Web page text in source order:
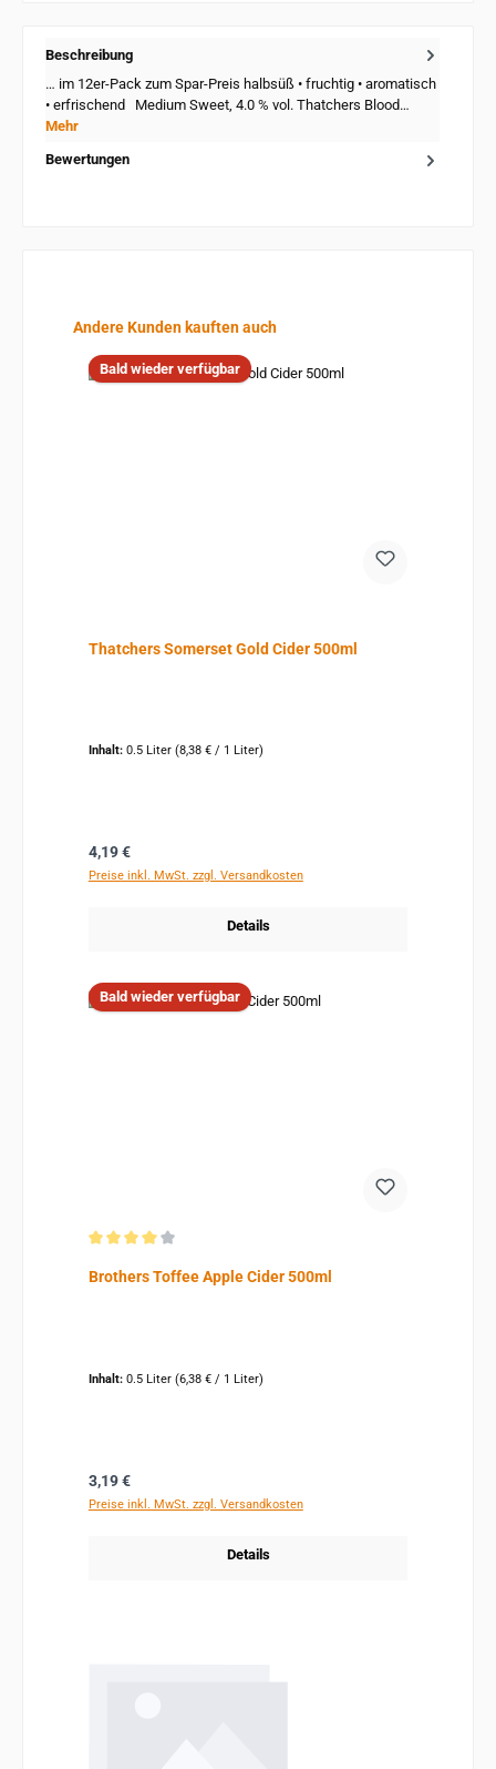
Beschreibung
… im 12er-Pack zum Spar-Preis halbsüß • fruchtig • aromatisch
• erfrischend Medium Sweet, 4.0 % vol. Thatchers Blood…
Mehr
Bewertungen
Produktgalerie überspringen
Andere Kunden kauften auch
Bald wieder verfügbar
Thatchers Somerset Gold Cider 500ml
Inhalt: 0.5 Liter (8,38 € / 1 Liter)
Regulärer Preis:
4,19 €
Preise inkl. MwSt. zzgl. Versandkosten
Details
Bald wieder verfügbar
Brothers Toffee Apple Cider 500ml
Inhalt: 0.5 Liter (6,38 € / 1 Liter)
Regulärer Preis:
3,19 €
Preise inkl. MwSt. zzgl. Versandkosten
Details